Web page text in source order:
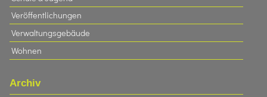
Veröffentlichungen
Verwaltungsgebäude
Wohnen
Archiv